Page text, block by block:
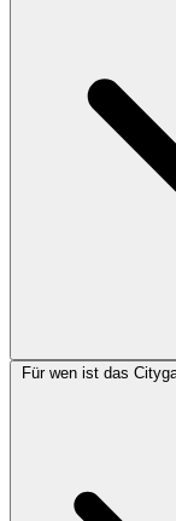
Für wen ist das